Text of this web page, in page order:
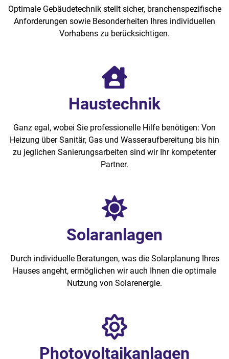
Optimale Gebäudetechnik stellt sicher, branchenspezifische
Anforderungen sowie Besonderheiten Ihres individuellen
Vorhabens zu berücksichtigen.
Haustechnik
Ganz egal, wobei Sie professionelle Hilfe benötigen: Von
Heizung über Sanitär, Gas und Wasseraufbereitung bis hin
zu jeglichen Sanierungsarbeiten sind wir Ihr kompetenter
Partner.
Solaranlagen
Durch individuelle Beratungen, was die Solarplanung Ihres
Hauses angeht, ermöglichen wir auch Ihnen die optimale
Nutzung von Solarenergie.
Photovoltaikanlagen